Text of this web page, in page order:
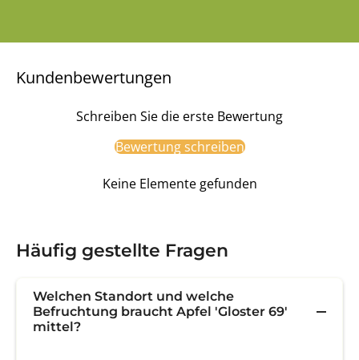
Kundenbewertungen
Schreiben Sie die erste Bewertung
Bewertung schreiben
Keine Elemente gefunden
Häufig gestellte Fragen
Welchen Standort und welche
Befruchtung braucht Apfel 'Gloster 69'
mittel?